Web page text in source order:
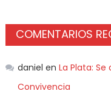
COMENTARIOS
daniel en La Plata:
Convivencia